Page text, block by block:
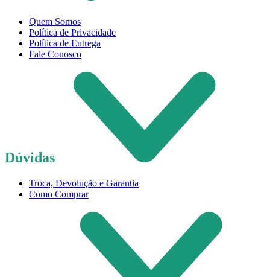
Quem Somos
Política de Privacidade
Política de Entrega
Fale Conosco
Dúvidas
Troca, Devolução e Garantia
Como Comprar